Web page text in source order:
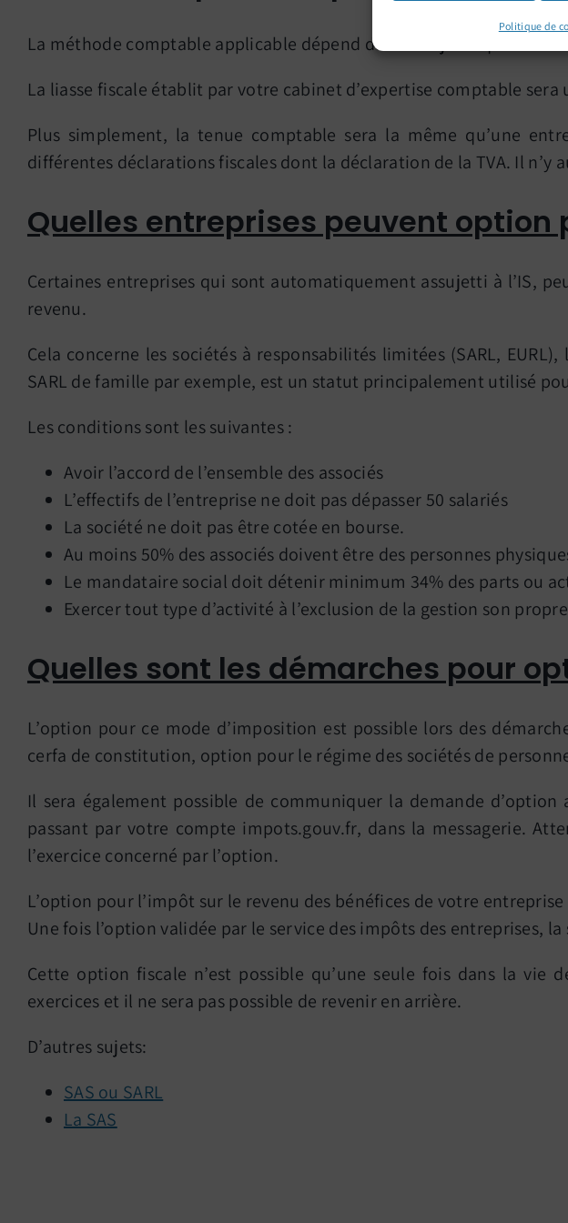
Politique de
La méthode comptable applicable dépend du statut juridique de
La liasse fiscale établit par votre cabinet d’expertise comptable sera
Plus simplement, la tenue comptable sera la même qu’une
différentes déclarations fiscales dont la déclaration de la TVA. Il n’y
Quelles entreprises peuvent option
Certaines entreprises qui sont automatiquement assujetti à l’IS,
revenu.
Cela concerne les sociétés à responsabilités limitées (SARL,
SARL de famille par exemple, est un statut principalement utilisé
Les conditions sont les suivantes :
Avoir l’accord de l’ensemble des associés
L’effectifs de l’entreprise ne doit pas dépasser 50 salariés
La société ne doit pas être cotée en bourse.
Au moins 50% des associés doivent être des personnes
Le mandataire social doit détenir minimum 34% des parts ou
Exercer tout type d’activité à l’exclusion de la gestion son
Quelles sont les démarches pour
L’option pour ce mode d’imposition est possible lors des
cerfa de constitution, option pour le régime des sociétés de
Il sera également possible de communiquer la demande
passant par votre compte impots.gouv.fr, dans la messagerie.
l’exercice concerné par l’option.
L’option pour l’impôt sur le revenu des bénéfices de votre
Une fois l’option validée par le service des impôts des entreprises,
Cette option fiscale n’est possible qu’une seule fois dans la vie
exercices et il ne sera pas possible de revenir en arrière.
D’autres sujets:
SAS ou SARL
La SAS